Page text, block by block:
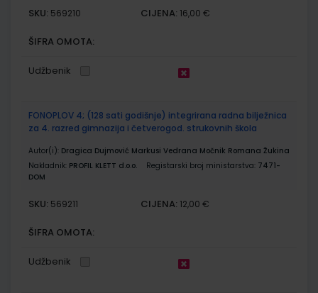
SKU: 569210 CIJENA: 16,00 €
ŠIFRA OMOTA:
Udžbenik
FONOPLOV 4; (128 sati godišnje) integrirana radna bilježnica
za 4. razred gimnazija i četverogod. strukovnih škola
Autor(i): Dragica Dujmović Markusi Vedrana Močnik Romana Žukina
Nakladnik: PROFIL KLETT d.o.o. Registarski broj ministarstva: 7471-
DOM
SKU: 569211 CIJENA: 12,00 €
ŠIFRA OMOTA:
Udžbenik